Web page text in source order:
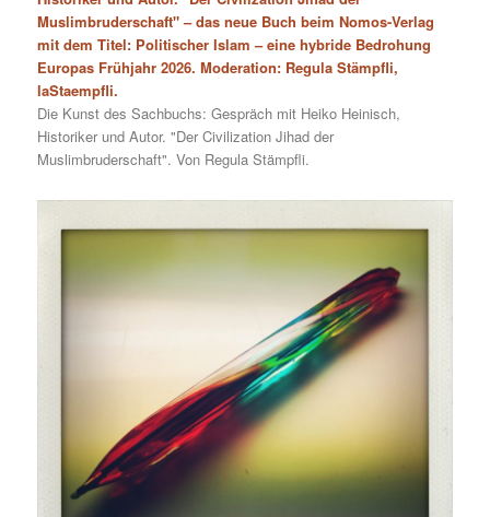
Muslimbruderschaft" – das neue Buch beim Nomos-Verlag
mit dem Titel: Politischer Islam – eine hybride Bedrohung
Europas Frühjahr 2026. Moderation: Regula Stämpfli,
laStaempfli.
Die Kunst des Sachbuchs: Gespräch mit Heiko Heinisch,
Historiker und Autor. "Der Civilization Jihad der
Muslimbruderschaft". Von Regula Stämpfli.